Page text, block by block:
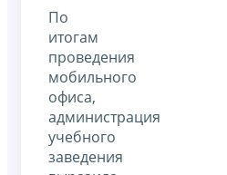
По
итогам
проведения
мобильного
офиса,
администрация
учебного
заведения